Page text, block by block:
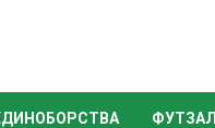
ФУТЗАЛ